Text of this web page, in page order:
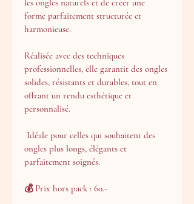
les ongles naturels et de créer une
forme parfaitement structurée et
harmonieuse.
Réalisée avec des techniques
professionnelles, elle garantit des ongles
solides, résistants et durables, tout en
offrant un rendu esthétique et
personnalisé.
ongles plus longs, élégants et
parfaitement soignés.
💰 Prix hors pack : 60.-